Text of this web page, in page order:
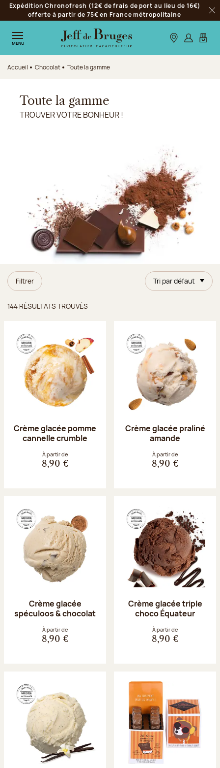
Aller à la navigation
Aller au contenu principal
Aller au pied de page
Expédition Chronofresh (12€ de frais de port au lieu de 16€)
offerte à partir de 75€ en France métropolitaine
MENU Nos boutiques
S’identifier
Mon
Accueil Chocolat Toute la gamme
Toute la gamme
TROUVER VOTRE BONHEUR !
Filtrer Tri par défaut
144 RÉSULTATS TROUVÉS
Crème glacée pomme
cannelle crumble
À partir de
8,90 €
Crème glacée praliné
amande
À partir de
8,90 €
Crème glacée
spéculoos & chocolat
À partir de
8,90 €
Crème glacée triple
choco Équateur
À partir de
8,90 €